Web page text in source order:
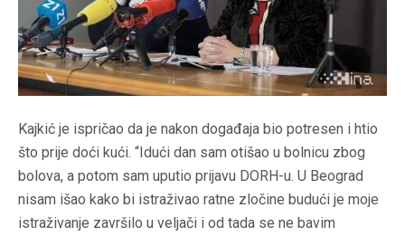
Kajkić je ispričao da je nakon događaja bio potresen i htio
što prije doći kući. “Idući dan sam otišao u bolnicu zbog
bolova, a potom sam uputio prijavu DORH-u. U Beograd
nisam išao kako bi istraživao ratne zločine budući je moje
istraživanje završilo u veljači i od tada se ne bavim